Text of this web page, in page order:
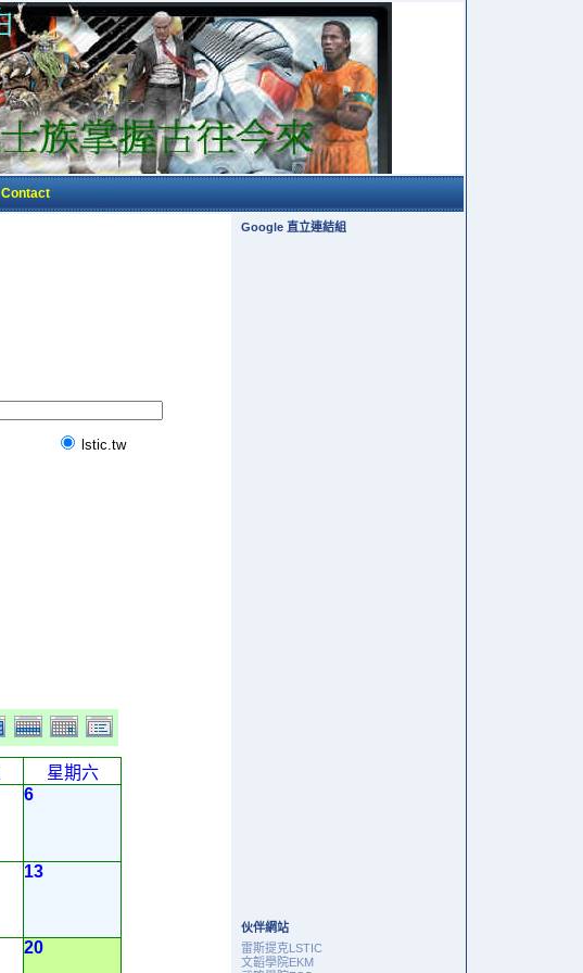
Contact
lstic.tw
星期六
6
13
20
Google 直立連結組
伙伴網站
雷斯提克LSTIC
文韜學院EKM